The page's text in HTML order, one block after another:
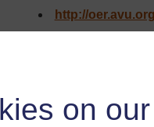
on
http://